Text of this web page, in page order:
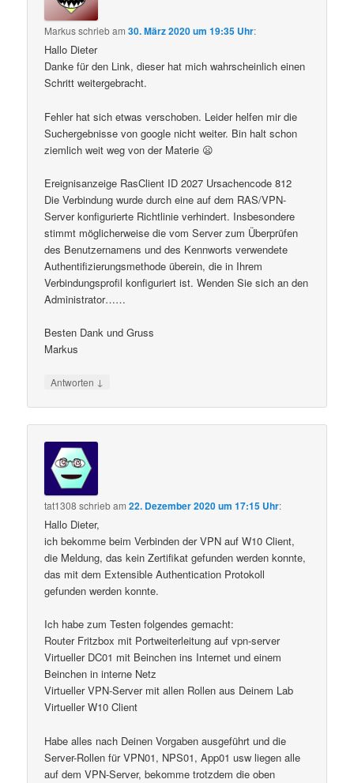
Markusschriebam30. März 2020 um 19:35 Uhr:
Hallo Dieter
Danke für den Link, dieser hat mich wahrscheinlich einen
Schritt weitergebracht.
Fehler hat sich etwas verschoben. Leider helfen mir die
Suchergebnisse von google nicht weiter. Bin halt schon
ziemlich weit weg von der Materie 😦
Ereignisanzeige RasClient ID 2027 Ursachencode 812
Die Verbindung wurde durch eine auf dem RAS/VPN-
Server konfigurierte Richtlinie verhindert. Insbesondere
stimmt möglicherweise die vom Server zum Überprüfen
des Benutzernamens und des Kennworts verwendete
Authentifizierungsmethode überein, die in Ihrem
Verbindungsprofil konfiguriert ist. Wenden Sie sich an den
Administrator……
Besten Dank und Gruss
Markus
Antworten ↓
tat1308 schriebam22. Dezember 2020 um 17:15 Uhr:
Hallo Dieter,
ich bekomme beim Verbinden der VPN auf W10 Client,
die Meldung, das kein Zertifikat gefunden werden konnte,
das mit dem Extensible Authentication Protokoll
gefunden werden konnte.
Ich habe zum Testen folgendes gemacht:
Router Fritzbox mit Portweiterleitung auf vpn-server
Virtueller DC01 mit Beinchen ins Internet und einem
Beinchen in interne Netz
Virtueller VPN-Server mit allen Rollen aus Deinem Lab
Virtueller W10 Client
Habe alles nach Deinen Vorgaben ausgeführt und die
Server-Rollen für VPN01, NPS01, App01 usw liegen alle
auf dem VPN-Server, bekomme trotzdem die oben